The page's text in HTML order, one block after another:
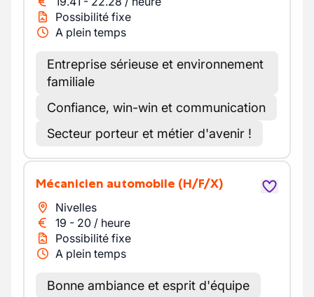
Possibilité fixe
A plein temps
Entreprise sérieuse et environnement
familiale
Confiance, win-win et communication
Secteur porteur et métier d'avenir !
Mécanicien automobile (H/F/X)
Nivelles
19 - 20 / heure
Possibilité fixe
A plein temps
Bonne ambiance et esprit d'équipe